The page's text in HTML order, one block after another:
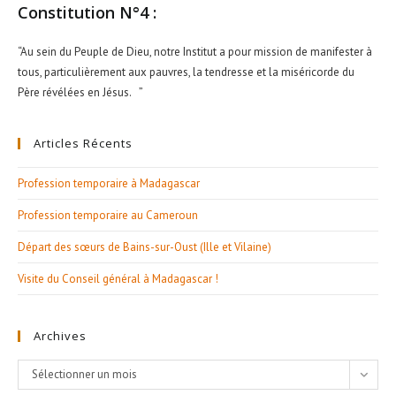
Constitution N°4 :
“Au sein du Peuple de Dieu, notre Institut a pour mission de manifester à
tous, particulièrement aux pauvres, la tendresse et la miséricorde du
Père révélées en Jésus. ”
Articles Récents
Profession temporaire à Madagascar
Profession temporaire au Cameroun
Départ des sœurs de Bains-sur-Oust (Ille et Vilaine)
Visite du Conseil général à Madagascar !
Archives
Archives
Sélectionner un mois